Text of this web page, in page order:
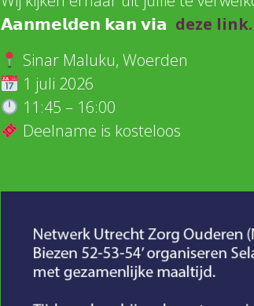
𝗔𝗮𝗻𝗺𝗲𝗹𝗱𝗲𝗻 𝗸𝗮𝗻 𝘃𝗶𝗮 deze link.
Sinar Maluku, Woerden
1 juli 2026
11:45 – 16:00
Deelname is kosteloos